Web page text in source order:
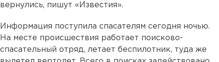
вернулись, пишут «Известия».
Информация поступила спасателям сегодня ночью.
На месте происшествия работает поисково-
спасательный отряд, летает беспилотник, туда же